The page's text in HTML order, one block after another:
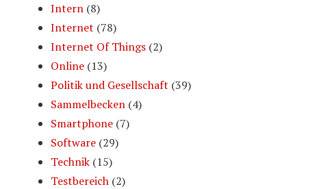
Intern (8)
Internet (78)
Internet Of Things (2)
Online (13)
Politik und Gesellschaft (39)
Sammelbecken (4)
Smartphone (7)
Software (29)
Technik (15)
Testbereich (2)